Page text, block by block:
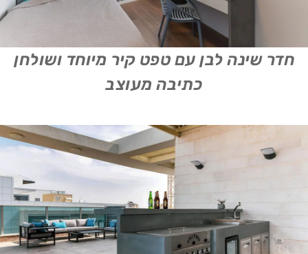
חדר שינה לבן עם טפט קיר מיוחד ושולחן
כתיבה מעוצב